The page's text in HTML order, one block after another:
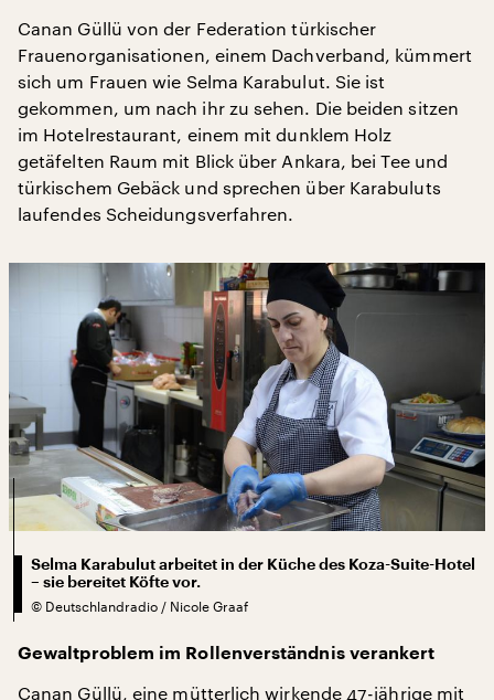
Canan Güllü von der Federation türkischer
Frauenorganisationen, einem Dachverband, kümmert
sich um Frauen wie Selma Karabulut. Sie ist
gekommen, um nach ihr zu sehen. Die beiden sitzen
im Hotelrestaurant, einem mit dunklem Holz
getäfelten Raum mit Blick über Ankara, bei Tee und
türkischem Gebäck und sprechen über Karabuluts
laufendes Scheidungsverfahren.
Selma Karabulut arbeitet in der Küche des Koza-Suite-Hotel
– sie bereitet Köfte vor.
© Deutschlandradio / Nicole Graaf
Gewaltproblem im Rollenverständnis verankert
Canan Güllü, eine mütterlich wirkende 47-jährige mit